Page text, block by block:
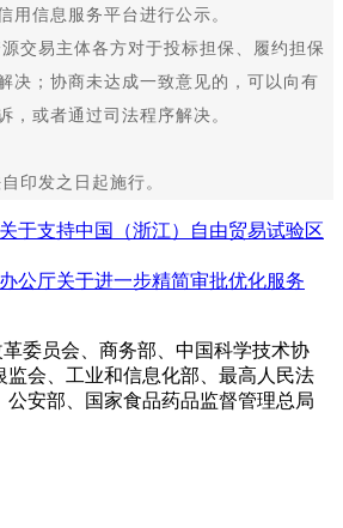
用信息服务平台进行公示。
易主体各方对于投标担保、履约担保
决；协商未达成一致意见的，可以向有
，或者通过司法程序解决。
发之日起施行。
于支持中国（浙江）自由贸易试验区
公厅关于进一步精简审批优化服务
委员会、商务部、中国科学技术协
监会、工业和信息化部、最高人民法
公安部、国家食品药品监督管理总局